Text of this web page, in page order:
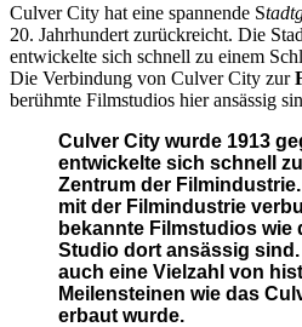
Culver City hat eine spannende S
20. Jahrhundert zurückreicht. Die
entwickelte sich schnell zu einem
Die Verbindung von Culver City zur
berühmte Filmstudios hier ansässig
Culver City wurde 1913
entwickelte sich schnell
Zentrum der
mit der Filmindustrie
bekannte Filmstudios wie
Studio dort ansässig
auch eine Vielzahl von
Meilensteinen wie das
erbaut wurde.